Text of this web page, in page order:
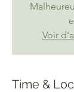
Voir
Time &